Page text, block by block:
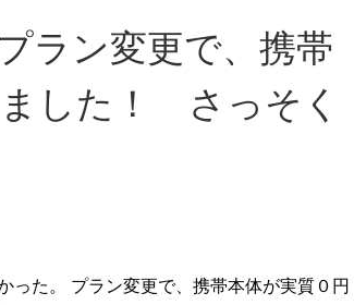
ラン変更で、携帯
した！ さっそく
った。 プラン変更で、携帯本体が実質０円